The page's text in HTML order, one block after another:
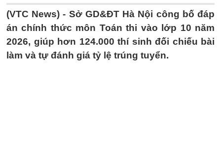
(VTC News) - Sở GD&ĐT Hà Nội công bố đáp
án chính thức môn Toán thi vào lớp 10 năm
2026, giúp hơn 124.000 thí sinh đối chiếu bài
làm và tự đánh giá tỷ lệ trúng tuyển.